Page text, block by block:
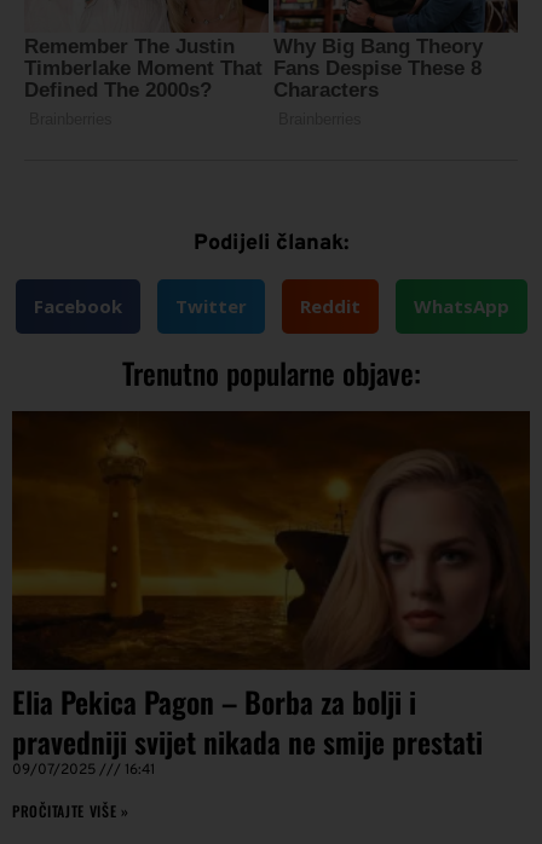
Podijeli članak:
Facebook Twitter Reddit WhatsApp
Trenutno popularne objave:
Elia Pekica Pagon – Borba za bolji i
pravedniji svijet nikada ne smije prestati
09/07/2025 16:41
PROČITAJTE VIŠE »